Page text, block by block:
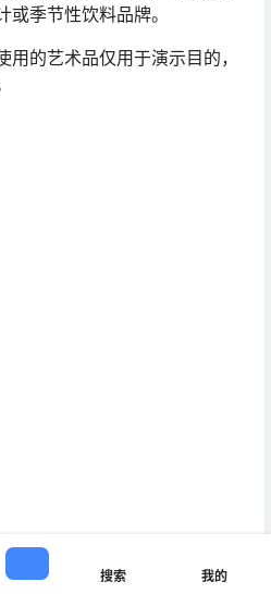
季节性饮料品牌。
的艺术品仅用于演示目的，
搜索 我的